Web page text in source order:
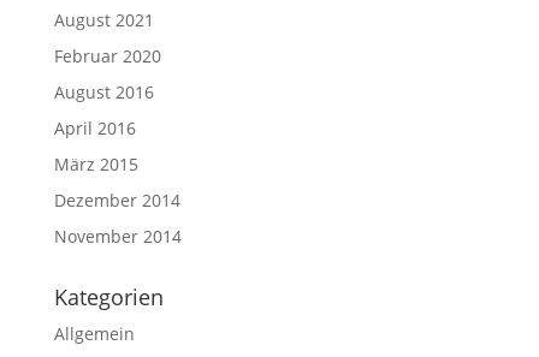
August 2021
Februar 2020
August 2016
April 2016
März 2015
Dezember 2014
November 2014
Kategorien
Allgemein